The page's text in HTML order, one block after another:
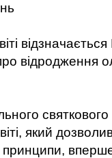
відродження
який
принципи,